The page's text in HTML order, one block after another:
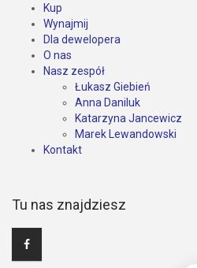
Kup
Wynajmij
Dla dewelopera
O nas
Nasz zespół
Łukasz Giebień
Anna Daniluk
Katarzyna Jancewicz
Marek Lewandowski
Kontakt
Tu nas znajdziesz